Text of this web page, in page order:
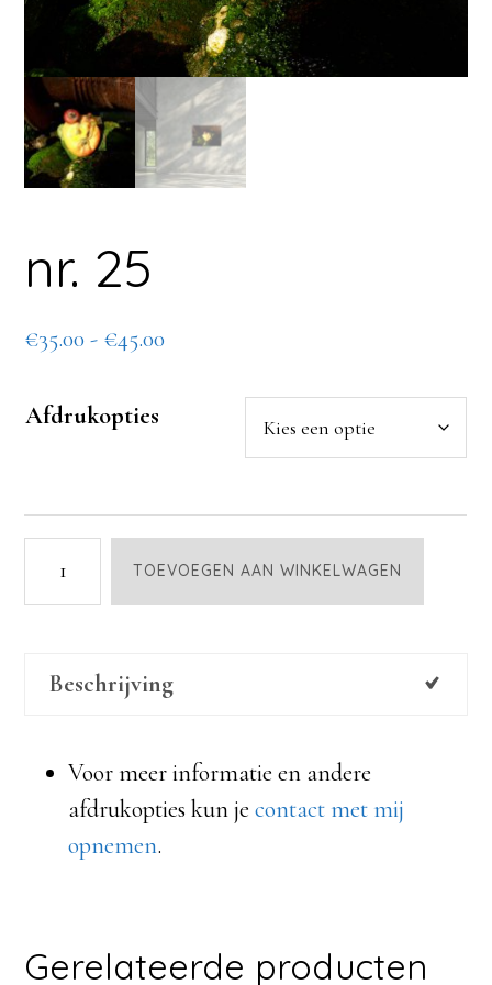
nr. 25
€35.00 - €45.00Prijsklasse:
Afdrukopties
TOEVOEGEN AAN WINKELWAGEN
Beschrijving
Voor meer informatie en andere
afdrukopties kun jecontact met mij
opnemen.
Gerelateerde producten